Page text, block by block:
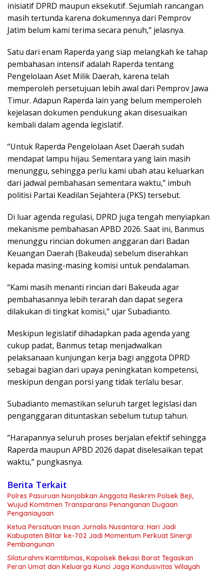
inisiatif DPRD maupun eksekutif. Sejumlah rancangan
masih tertunda karena dokumennya dari Pemprov
Jatim belum kami terima secara penuh,” jelasnya.
Satu dari enam Raperda yang siap melangkah ke tahap
pembahasan intensif adalah Raperda tentang
Pengelolaan Aset Milik Daerah, karena telah
memperoleh persetujuan lebih awal dari Pemprov Jawa
Timur. Adapun Raperda lain yang belum memperoleh
kejelasan dokumen pendukung akan disesuaikan
kembali dalam agenda legislatif.
“Untuk Raperda Pengelolaan Aset Daerah sudah
mendapat lampu hijau. Sementara yang lain masih
menunggu, sehingga perlu kami ubah atau keluarkan
dari jadwal pembahasan sementara waktu,” imbuh
politisi Partai Keadilan Sejahtera (PKS) tersebut.
Di luar agenda regulasi, DPRD juga tengah menyiapkan
mekanisme pembahasan APBD 2026. Saat ini, Banmus
menunggu rincian dokumen anggaran dari Badan
Keuangan Daerah (Bakeuda) sebelum diserahkan
kepada masing-masing komisi untuk pendalaman.
“Kami masih menanti rincian dari Bakeuda agar
pembahasannya lebih terarah dan dapat segera
dilakukan di tingkat komisi,” ujar Subadianto.
Meskipun legislatif dihadapkan pada agenda yang
cukup padat, Banmus tetap menjadwalkan
pelaksanaan kunjungan kerja bagi anggota DPRD
sebagai bagian dari upaya peningkatan kompetensi,
meskipun dengan porsi yang tidak terlalu besar.
Subadianto memastikan seluruh target legislasi dan
penganggaran dituntaskan sebelum tutup tahun.
“Harapannya seluruh proses berjalan efektif sehingga
Raperda maupun APBD 2026 dapat diselesaikan tepat
waktu,” pungkasnya.
Berita Terkait
Polres Pasuruan Nonjobkan Anggota Reskrim Polsek Beji,
Wujud Komitmen Transparansi Penanganan Dugaan
Penganiayaan
Ketua Persatuan Insan Jurnalis Nusantara: Hari Jadi
Kabupaten Blitar ke-702 Jadi Momentum Perkuat Sinergi
Pembangunan
Silaturahmi Kamtibmas, Kapolsek Bekasi Barat Tegaskan
Peran Umat dan Keluarga Kunci Jaga Kondusivitas Wilayah